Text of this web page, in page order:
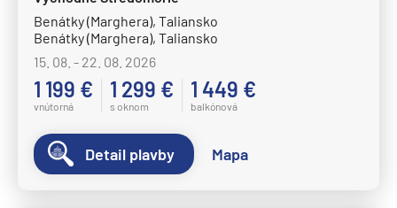
Benátky (Marghera), Taliansko
Benátky (Marghera), Taliansko
15. 08. - 22. 08. 2026
1 199 €
vnútorná
1 299 €
s oknom
1 449 €
balkónová
Detail plavby Mapa